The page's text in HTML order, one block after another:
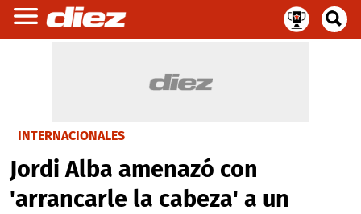
INTERNACIONALES
Jordi Alba amenazó con
'arrancarle la cabeza' a un